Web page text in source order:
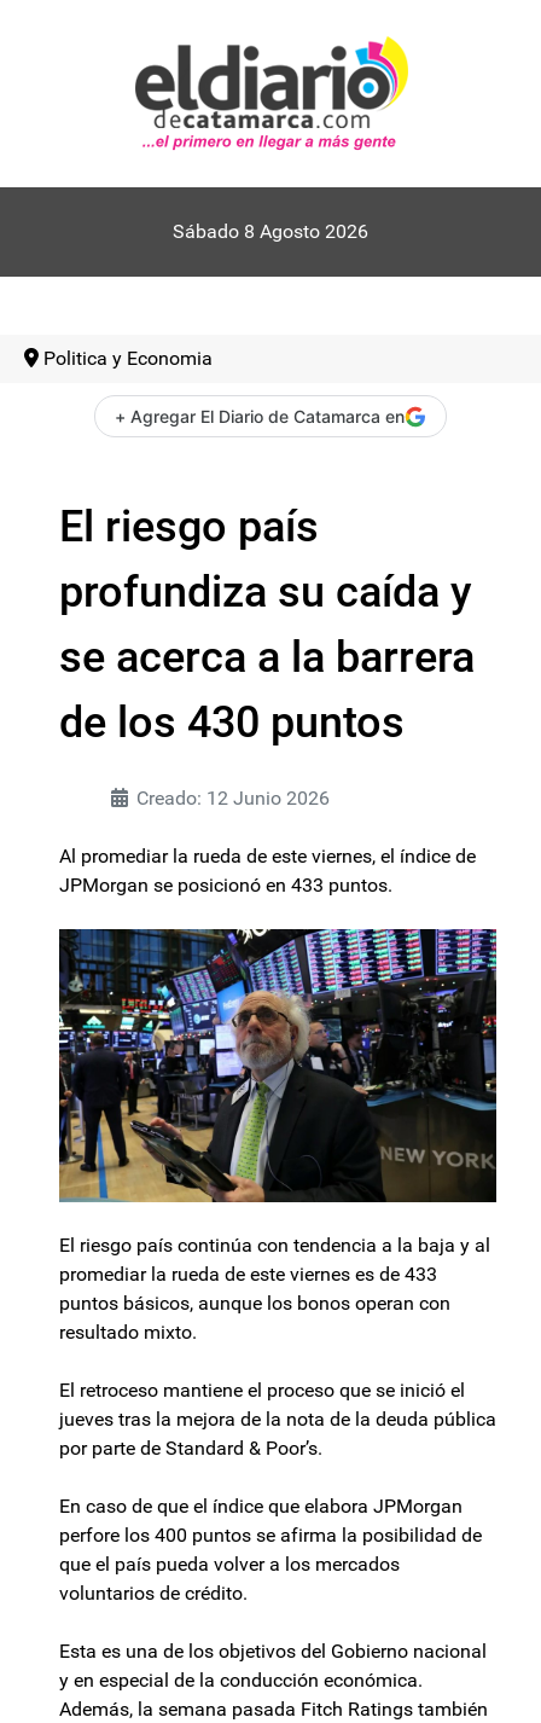
Sábado 8 Agosto 2026
Politica y Economia
+ Agregar El Diario de Catamarca en
El riesgo país
profundiza su caída y
se acerca a la barrera
de los 430 puntos
Creado: 12 Junio 2026
Al promediar la rueda de este viernes, el índice de
JPMorgan se posicionó en 433 puntos.
El riesgo país continúa con tendencia a la baja y al
promediar la rueda de este viernes es de 433
puntos básicos, aunque los bonos operan con
resultado mixto.
El retroceso mantiene el proceso que se inició el
jueves tras la mejora de la nota de la deuda pública
por parte de Standard & Poor’s.
En caso de que el índice que elabora JPMorgan
perfore los 400 puntos se afirma la posibilidad de
que el país pueda volver a los mercados
voluntarios de crédito.
Esta es una de los objetivos del Gobierno nacional
y en especial de la conducción económica.
Además, la semana pasada Fitch Ratings también